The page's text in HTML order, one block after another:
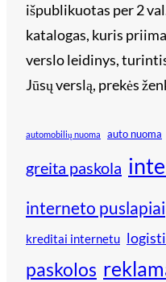
išpublikuotas per 2
katalogas, kuris
verslo leidinys,
Jūsų verslą, prekės
automobilių nuoma auto nuoma
greita paskola
interneto puslapiai
kreditai internetu
paskolos